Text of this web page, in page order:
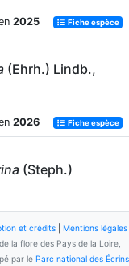
2025 Fiche espèce
(Ehrh.) Lindb.,
2026 Fiche espèce
(Steph.)
2025 Fiche espèce
et crédits
Mentions légales
la flore des Pays de la Loire,
par le Parc national des Écrins